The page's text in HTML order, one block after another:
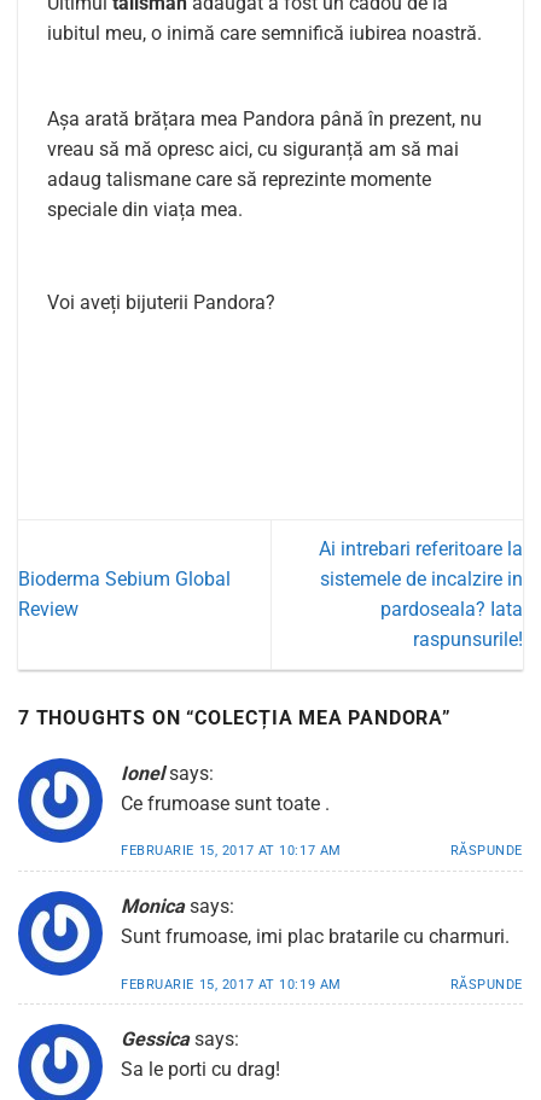
iubitul meu, o inimă care semnifică iubirea noastră.
Așa arată brățara mea Pandora până în prezent, nu
vreau să mă opresc aici, cu siguranță am să mai
adaug talismane care să reprezinte momente
speciale din viața mea.
Voi aveți bijuterii Pandora?
Bioderma Sebium Global
Review
Ai intrebari referitoare la
sistemele de incalzire in
pardoseala? Iata
raspunsurile!
7 THOUGHTS ON “COLECȚIA MEA PANDORA”
Ionel says:
Ce frumoase sunt toate .
FEBRUARIE 15, 2017 AT 10:17 AM RĂSPUNDE
Monica says:
Sunt frumoase, imi plac bratarile cu charmuri.
FEBRUARIE 15, 2017 AT 10:19 AM RĂSPUNDE
Gessica says:
Sa le porti cu drag!